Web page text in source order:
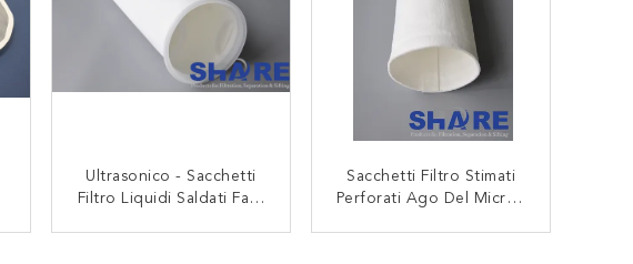
Ultrasonico - Sacchetti
Filtro Liquidi Saldati Fatti
Sacchetti Filtro Stimati
Perforati Ago Del Micron